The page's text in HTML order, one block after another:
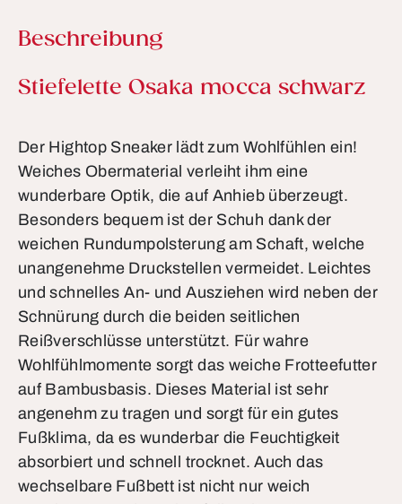
Beschreibung
Produktinformationen
Stiefelette Osaka mocca schwarz
Der Hightop Sneaker lädt zum Wohlfühlen ein!
Weiches Obermaterial verleiht ihm eine
wunderbare Optik, die auf Anhieb überzeugt.
Besonders bequem ist der Schuh dank der
weichen Rundumpolsterung am Schaft, welche
unangenehme Druckstellen vermeidet. Leichtes
und schnelles An- und Ausziehen wird neben der
Schnürung durch die beiden seitlichen
Reißverschlüsse unterstützt. Für wahre
Wohlfühlmomente sorgt das weiche Frotteefutter
auf Bambusbasis. Dieses Material ist sehr
angenehm zu tragen und sorgt für ein gutes
Fußklima, da es wunderbar die Feuchtigkeit
absorbiert und schnell trocknet. Auch das
wechselbare Fußbett ist nicht nur weich